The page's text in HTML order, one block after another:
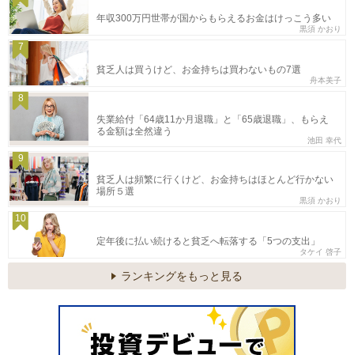
年収300万円世帯が国からもらえるお金はけっこう多い
黒須 かおり
7
貧乏人は買うけど、お金持ちは買わないもの7選
舟本美子
8
失業給付「64歳11か月退職」と「65歳退職」、もらえ
る金額は全然違う
池田 幸代
9
貧乏人は頻繁に行くけど、お金持ちはほとんど行かない
場所５選
黒須 かおり
10
定年後に払い続けると貧乏へ転落する「5つの支出」
タケイ 啓子
ランキングをもっと見る